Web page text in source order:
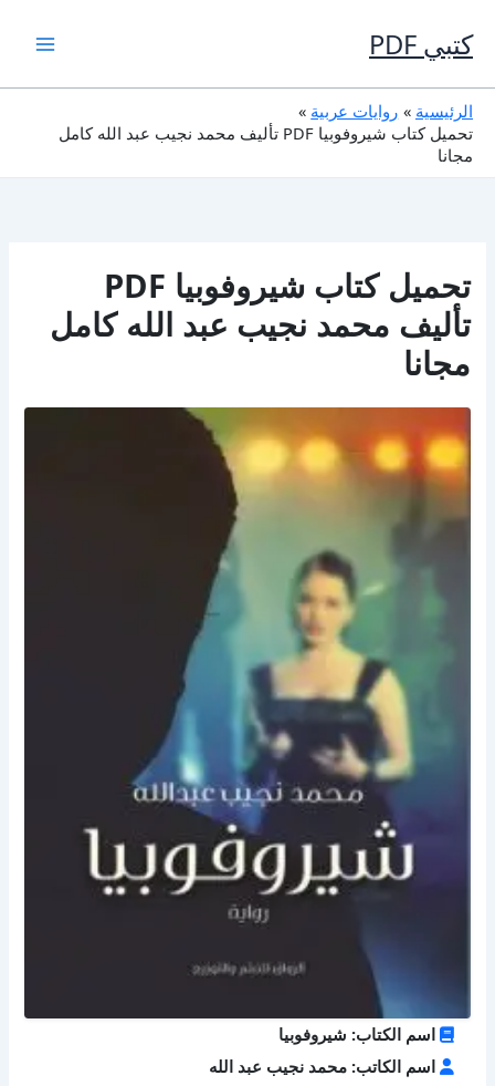
إلى
المحتوى
كتبي PDF
الرئيسية
روايات عربية
تحميل كتاب شيروفوبيا PDF تأليف محمد نجيب عبد الله كامل
مجانا
تحميل كتاب شيروفوبيا PDF
تأليف محمد نجيب عبد الله كامل
مجانا
اسم الكتاب: شيروفوبيا
اسم الكاتب: محمد نجيب عبد الله